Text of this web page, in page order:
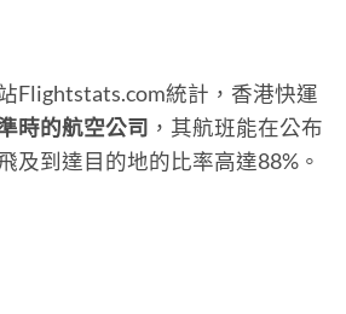
Flightstats.com統計，香港快運
時的航空公司 ，其航班能在公布
及到達目的地的比率高達88%。